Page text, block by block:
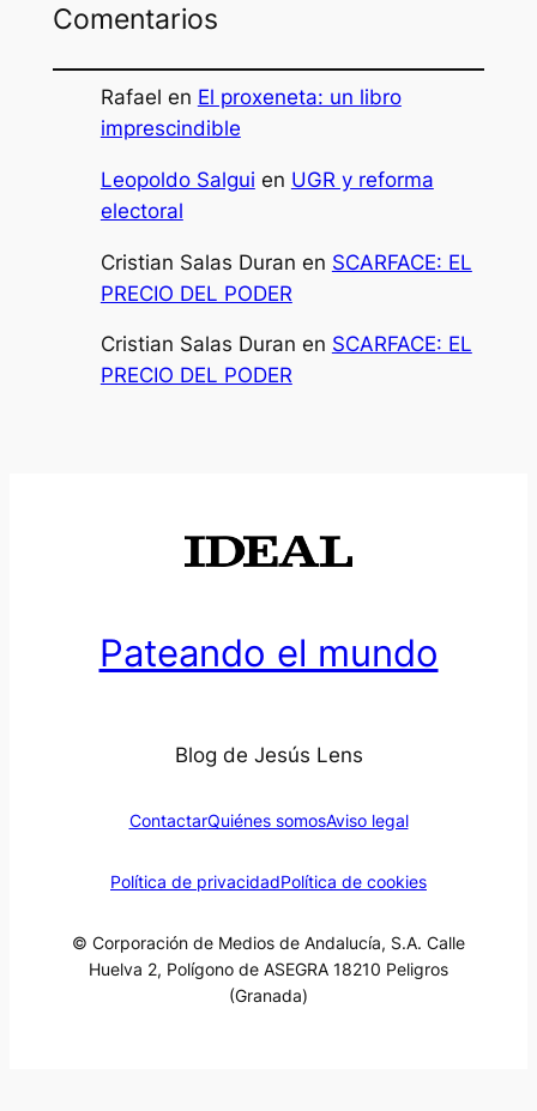
Comentarios
Rafael en El proxeneta: un libro
imprescindible
Leopoldo Salgui en UGR y reforma
electoral
Cristian Salas Duran en SCARFACE: EL
PRECIO DEL PODER
Cristian Salas Duran en SCARFACE: EL
PRECIO DEL PODER
Pateando el mundo
Blog de Jesús Lens
ContactarQuiénes somosAviso legal
Política de privacidadPolítica de cookies
© Corporación de Medios de Andalucía, S.A. Calle
Huelva 2, Polígono de ASEGRA 18210 Peligros
(Granada)